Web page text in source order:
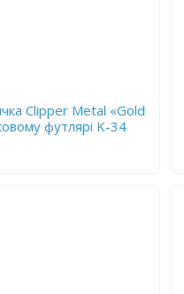
Clipper Metal «Gold
футлярі K-34